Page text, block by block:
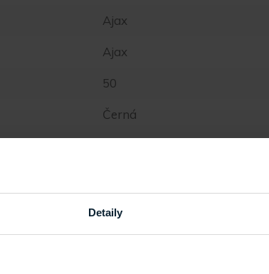
Detaily
Ajax
Ajax
50
Černá
2G, 4G, Bezdrátový, Drátový
Ano